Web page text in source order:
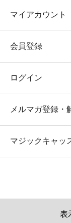
マイアカウント
会員登録
ログイン
メルマガ登録・
マジックキャッ
表